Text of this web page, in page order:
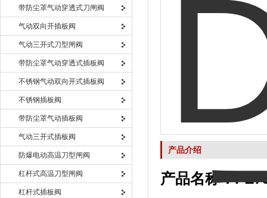
带防尘罩气动穿透式刀闸阀
气动双向开插板阀
气动三开式刀型闸阀
带防尘罩气动穿透式插板阀
不锈钢气动双向开式插板阀
不锈钢插板阀
带防尘罩气动插板阀
气动三开式插板阀
防爆电动高温刀型闸阀
杠杆式高温刀型闸阀
杠杆式插板阀
产品介绍
产品名称：